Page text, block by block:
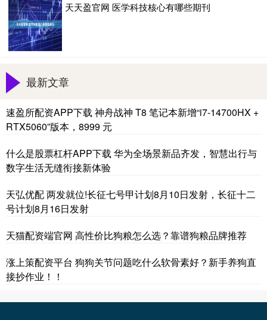
天天盈官网 医学科技核心有哪些期刊
最新文章
速盈所配资APP下载 神舟战神 T8 笔记本新增“i7-14700HX +
RTX5060”版本，8999 元
什么是股票杠杆APP下载 华为全场景新品齐发，智慧出行与
数字生活无缝衔接新体验
天弘优配 两发就位!长征七号甲计划8月10日发射，长征十二
号计划8月16日发射
天猫配资端官网 高性价比狗粮怎么选？靠谱狗粮品牌推荐
涨上策配资平台 狗狗关节问题吃什么软骨素好？新手养狗直
接抄作业！！